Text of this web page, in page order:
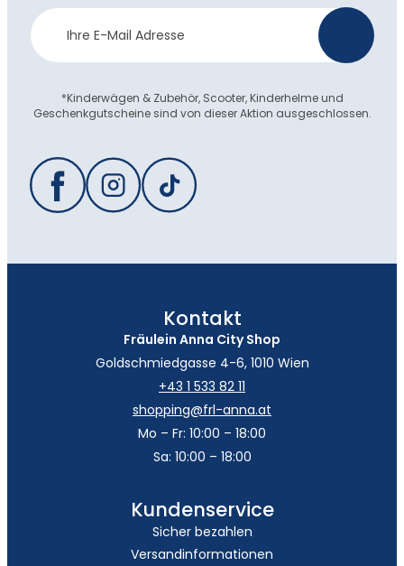
Newsletter
Anmeldung
*Kinderwägen & Zubehör, Scooter, Kinderhelme und
Geschenkgutscheine sind von dieser Aktion ausgeschlossen.
Kontakt
Fräulein Anna City Shop
Goldschmiedgasse 4-6, 1010 Wien
+43 1 533 82 11
shopping@frl-anna.at
Mo – Fr: 10:00 – 18:00
Sa: 10:00 – 18:00
Kundenservice
Sicher bezahlen
Versandinformationen